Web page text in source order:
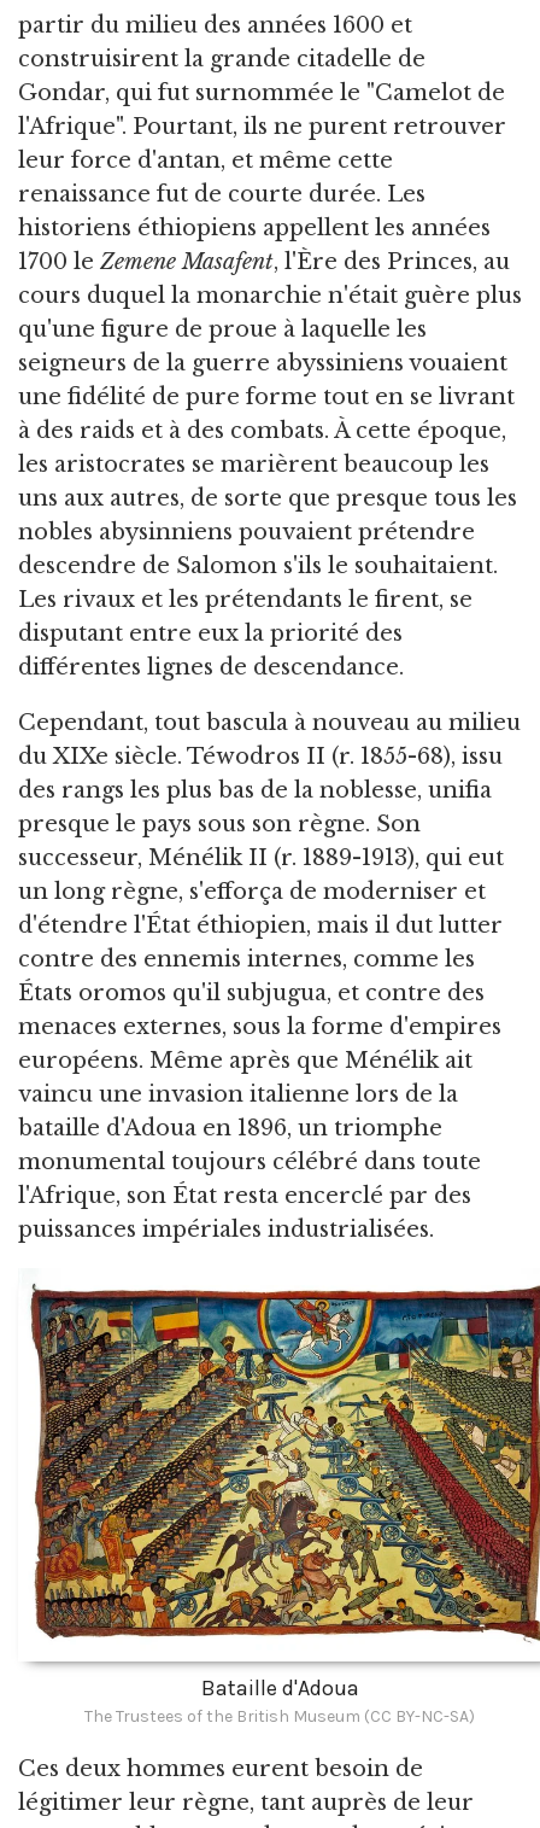
partir du milieu des années 1600 et
construisirent la grande citadelle de
Gondar, qui fut surnommée le "Camelot de
l'Afrique". Pourtant, ils ne purent retrouver
leur force d'antan, et même cette
renaissance fut de courte durée. Les
historiens éthiopiens appellent les années
1700 le Zemene Masafent, l'Ère des Princes, au
cours duquel la monarchie n'était guère plus
qu'une figure de proue à laquelle les
seigneurs de la guerre abyssiniens vouaient
une fidélité de pure forme tout en se livrant
à des raids et à des combats. À cette époque,
les aristocrates se marièrent beaucoup les
uns aux autres, de sorte que presque tous les
nobles abysinniens pouvaient prétendre
descendre de Salomon s'ils le souhaitaient.
Les rivaux et les prétendants le firent, se
disputant entre eux la priorité des
différentes lignes de descendance.
Cependant, tout bascula à nouveau au milieu
du XIXe siècle. Téwodros II (r. 1855-68), issu
des rangs les plus bas de la noblesse, unifia
presque le pays sous son règne. Son
successeur, Ménélik II (r. 1889-1913), qui eut
un long règne, s'efforça de moderniser et
d'étendre l'État éthiopien, mais il dut lutter
contre des ennemis internes, comme les
États oromos qu'il subjugua, et contre des
menaces externes, sous la forme d'empires
européens. Même après que Ménélik ait
vaincu une invasion italienne lors de la
bataille d'Adoua en 1896, un triomphe
monumental toujours célébré dans toute
l'Afrique, son État resta encerclé par des
puissances impériales industrialisées.
Bataille d'Adoua
The Trustees of the British Museum (CC BY-NC-SA)
Ces deux hommes eurent besoin de
légitimer leur règne, tant auprès de leur